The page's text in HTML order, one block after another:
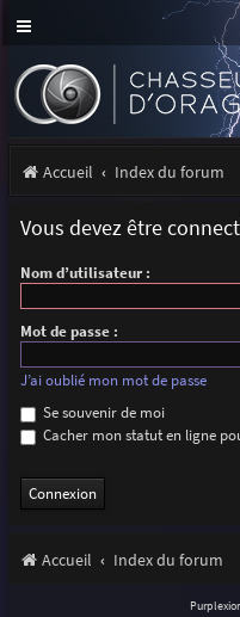
Accueil Index du forum
Vous devez être
Nom d’utilisateur :
Mot de passe :
J’ai oublié mon mot de passe
Se souvenir de moi
Cacher mon statut en ligne
Accueil Index du forum